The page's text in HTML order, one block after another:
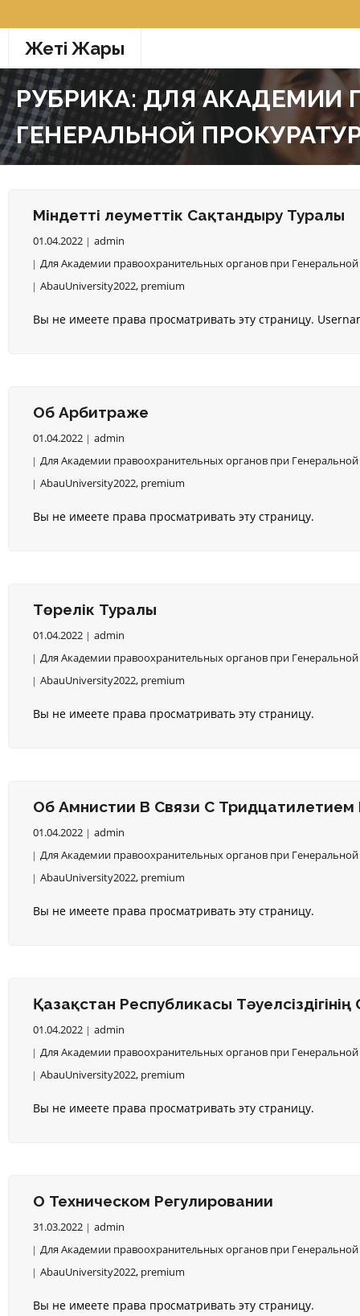
к
содержимому
Жетi Жарғы
РУБРИКА:ДЛЯ АКАДЕМИИ
ГЕНЕРАЛЬНОЙ
Міндетті Әлеуметтік Сақтандыру Туралы
01.04.2022
admin
Для Академии правоохранительных органов при Генеральной
AbauUniversity2022, premium
Вы не имеете права просматривать эту страницу.
Об Арбитраже
01.04.2022
admin
Для Академии правоохранительных органов при Генеральной
AbauUniversity2022, premium
Вы не имеете права просматривать эту страницу.
Төрелік Туралы
01.04.2022
admin
Для Академии правоохранительных органов при Генеральной
AbauUniversity2022, premium
Вы не имеете права просматривать эту страницу.
Об Амнистии В Связи С Тридцатилетием
01.04.2022
admin
Для Академии правоохранительных органов при Генеральной
AbauUniversity2022, premium
Вы не имеете права просматривать эту страницу.
Қазақстан Республикасы
01.04.2022
admin
Для Академии правоохранительных органов при Генеральной
AbauUniversity2022, premium
Вы не имеете права просматривать эту страницу.
О Техническом Регулировании
31.03.2022
admin
Для Академии правоохранительных органов при Генеральной
AbauUniversity2022, premium
Вы не имеете права просматривать эту страницу.